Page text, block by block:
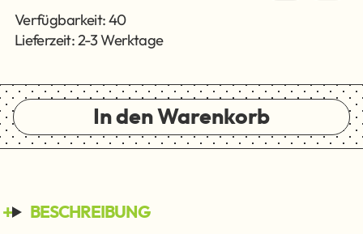
Verfügbarkeit: 40
Lieferzeit: 2-3 Werktage
In den Warenkorb
BESCHREIBUNG